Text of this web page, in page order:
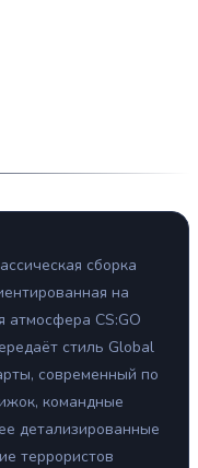
сборка
на
атмосфера CS:GO
стиль Global
современный по
командные
детализированные
террористов